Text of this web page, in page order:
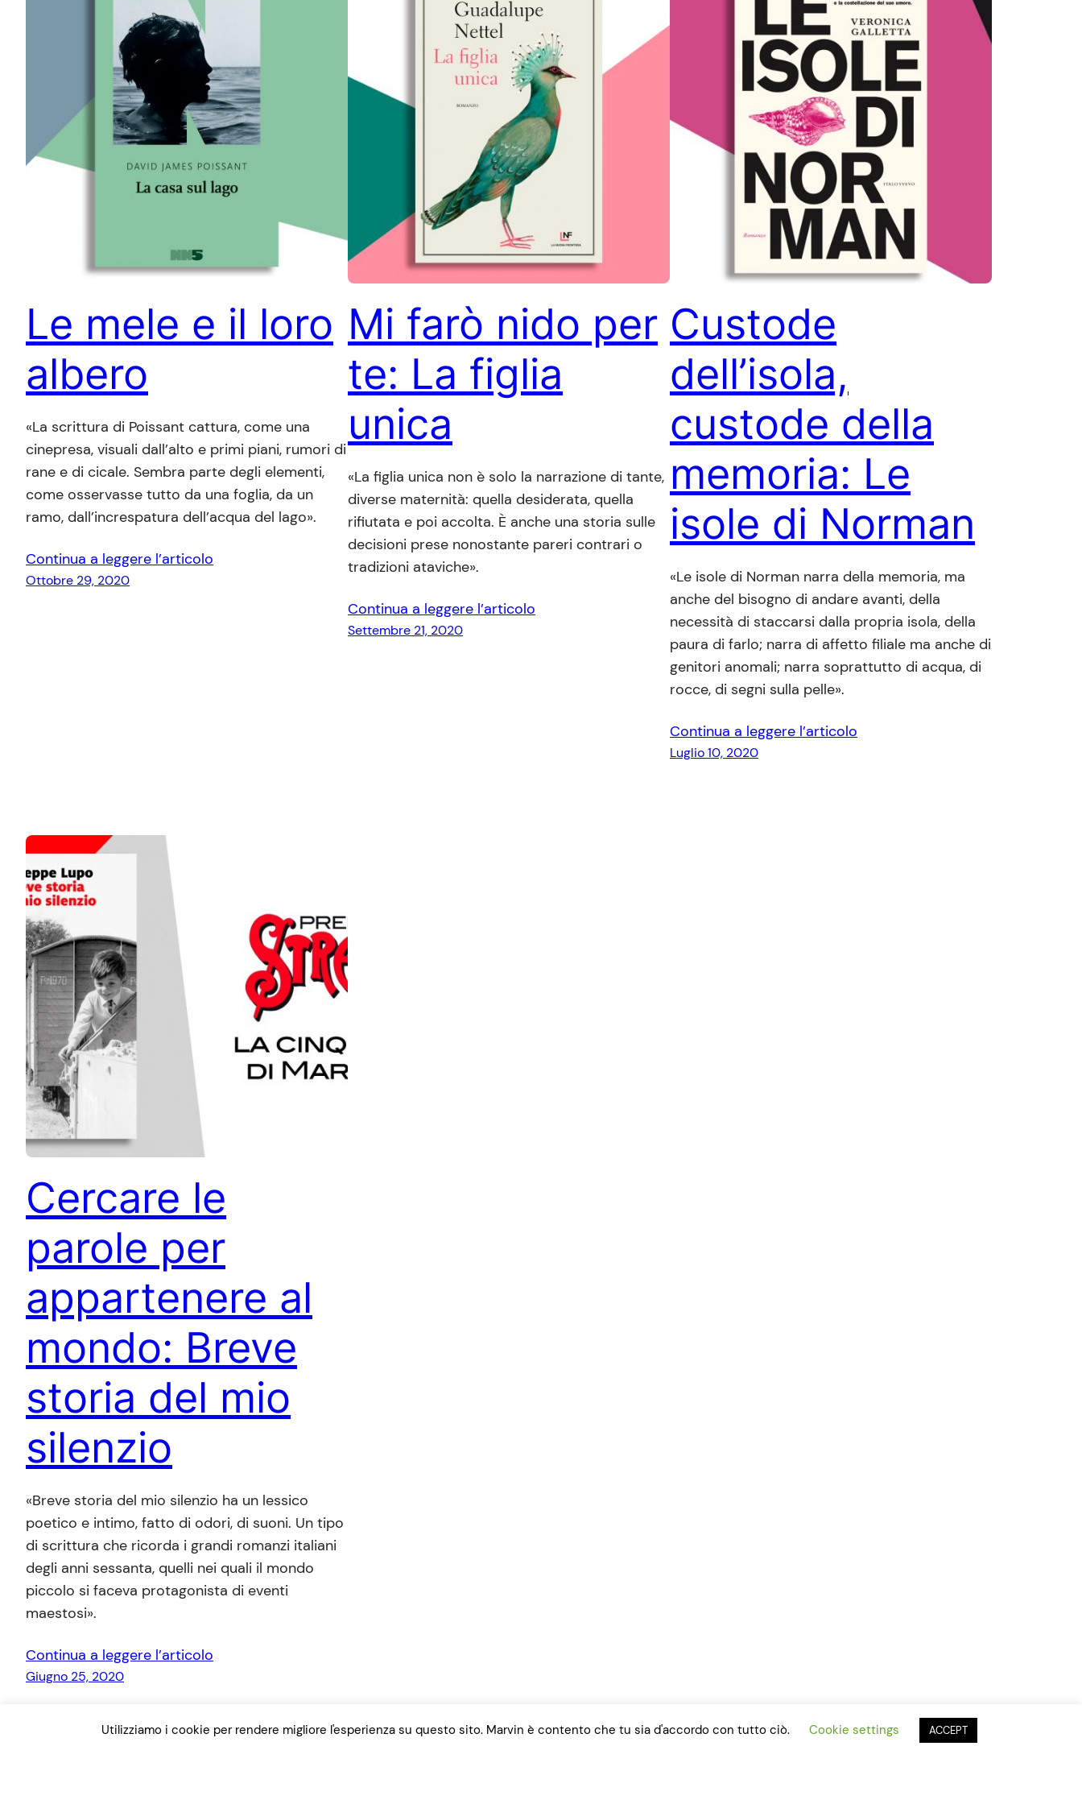
Le mele e il loro
albero
«La scrittura di Poissant cattura, come una
cinepresa, visuali dall’alto e primi piani, rumori di
rane e di cicale. Sembra parte degli elementi,
come osservasse tutto da una foglia, da un
ramo, dall’increspatura dell’acqua del lago».
Continua a leggere l’articolo
Ottobre 29, 2020
Mi farò nido per
te: La figlia
unica
«La figlia unica non è solo la narrazione di tante,
diverse maternità: quella desiderata, quella
rifiutata e poi accolta. È anche una storia sulle
decisioni prese nonostante pareri contrari o
tradizioni ataviche».
Continua a leggere l’articolo
Settembre 21, 2020
Custode
dell’isola,
custode della
memoria: Le
isole di Norman
«Le isole di Norman narra della memoria, ma
anche del bisogno di andare avanti, della
necessità di staccarsi dalla propria isola, della
paura di farlo; narra di affetto filiale ma anche di
genitori anomali; narra soprattutto di acqua, di
rocce, di segni sulla pelle».
Continua a leggere l’articolo
Luglio 10, 2020
Cercare le
parole per
appartenere al
mondo: Breve
storia del mio
silenzio
«Breve storia del mio silenzio ha un lessico
poetico e intimo, fatto di odori, di suoni. Un tipo
di scrittura che ricorda i grandi romanzi italiani
degli anni sessanta, quelli nei quali il mondo
piccolo si faceva protagonista di eventi
maestosi».
Continua a leggere l’articolo
Giugno 25, 2020
Utilizziamo i cookie per rendere migliore l'esperienza su questo sito. Marvin è contento che tu sia d'accordo con tutto ciò. Cookie settings ACCEPT